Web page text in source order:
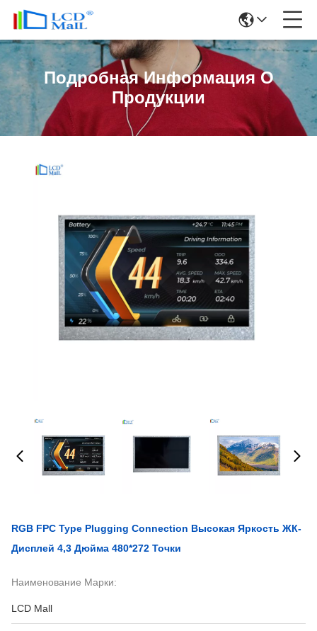
Подробная Информация О
Продукции
RGB FPC Type Plugging Connection Высокая Яркость ЖК-
Дисплей 4,3 Дюйма 480*272 Точки
Наименование Марки:
LCD Mall